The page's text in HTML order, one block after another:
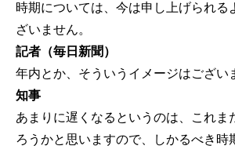
時期については、今は申し上げられる
ざいません。
記者（毎日新聞）
年内とか、そういうイメージはござい
知事
あまりに遅くなるというのは、これま
ろうかと思いますので、しかるべき時